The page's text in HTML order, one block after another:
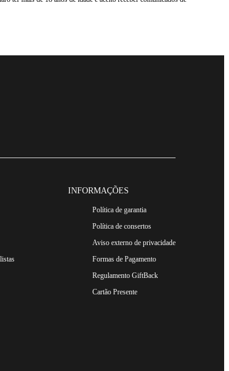
INFORMAÇÕES
Política de garantia
Política de consertos
Aviso externo de privacidade
Formas de Pagamento
Regulamento GiftBack
Cartão Presente